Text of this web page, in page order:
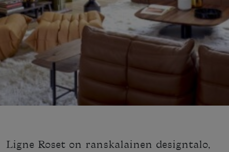
Ligne Roset on ranskalainen designtalo,